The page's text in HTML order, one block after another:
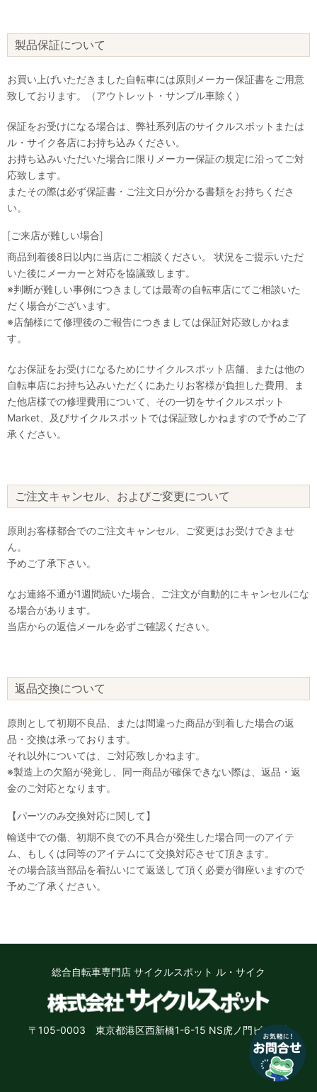
製品保証について
お買い上げいただきました自転車には原則メーカー保証書をご用意
致しております。（アウトレット・サンプル車除く）
保証をお受けになる場合は、弊社系列店のサイクルスポットまたは
ル・サイク各店にお持ち込みください。
お持ち込みいただいた場合に限りメーカー保証の規定に沿ってご対
応致します。
またその際は必ず保証書・ご注文日が分かる書類をお持ちくださ
い。
[ご来店が難しい場合]
商品到着後8日以内に当店にご相談ください。 状況をご提示いただ
いた後にメーカーと対応を協議致します。
※判断が難しい事例につきましては最寄の自転車店にてご相談いた
だく場合がございます。
※店舗様にて修理後のご報告につきましては保証対応致しかねま
す。
なお保証をお受けになるためにサイクルスポット店舗、または他の
自転車店にお持ち込みいただくにあたりお客様が負担した費用、ま
た他店様での修理費用について、その一切をサイクルスポット
Market、及びサイクルスポットでは保証致しかねますので予めご了
承ください。
ご注文キャンセル、およびご変更について
原則お客様都合でのご注文キャンセル、ご変更はお受けできませ
ん。
予めご了承下さい。
なお連絡不通が1週間続いた場合、ご注文が自動的にキャンセルにな
る場合があります。
当店からの返信メールを必ずご確認ください。
返品交換について
原則として初期不良品、または間違った商品が到着した場合の返
品・交換は承っております。
それ以外については、ご対応致しかねます。
※製造上の欠陥が発覚し、同一商品が確保できない際は、返品・返
金のご対応となります。
【パーツのみ交換対応に関して】
輸送中での傷、初期不良での不具合が発生した場合同一のアイテ
ム、もしくは同等のアイテムにて交換対応させて頂きます。
その場合該当部品を着払いにて返送して頂く必要が御座いますので
予めご了承ください。
総合自転車専門店 サイクルスポット ル・サイク
〒105-0003 東京都港区西新橋1-6-15 NS虎ノ門ビル8階
なにかお困りのことはございますか？
いいえ、結構です